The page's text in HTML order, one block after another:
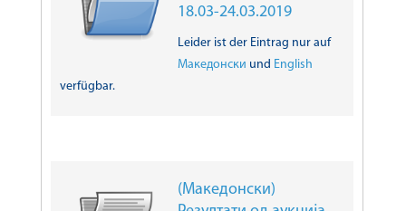
18.03-24.03.2019
Leider ist der Eintrag nur auf
Македонски und English
verfügbar.
(Македонски)